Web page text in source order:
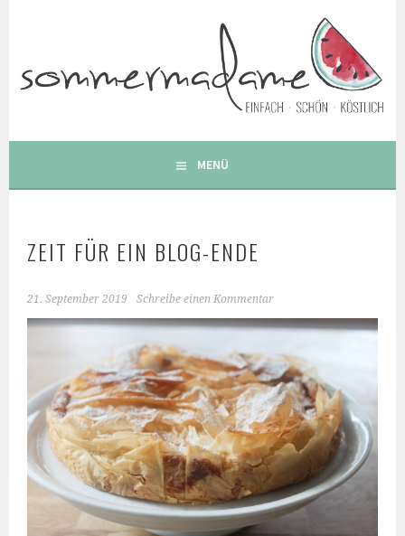
FOODBLOG – GESUNDE LECKERE EINFACHE BUNTE UND
BESONDERE REZEPTE
MENÜ
ZEIT FÜR EIN BLOG-ENDE
21. September 2019 Schreibe einen Kommentar